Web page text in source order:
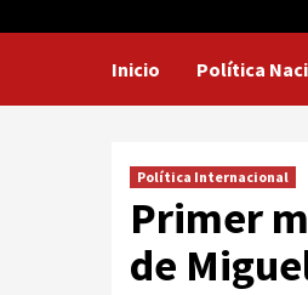
Inicio Política
Política Internacional
Primer
de